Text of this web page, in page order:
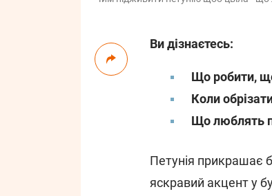
Ви дізнаєтесь:
Що робити,
Коли
Що люблять
Петунія прикрашає
яскравий акцент у